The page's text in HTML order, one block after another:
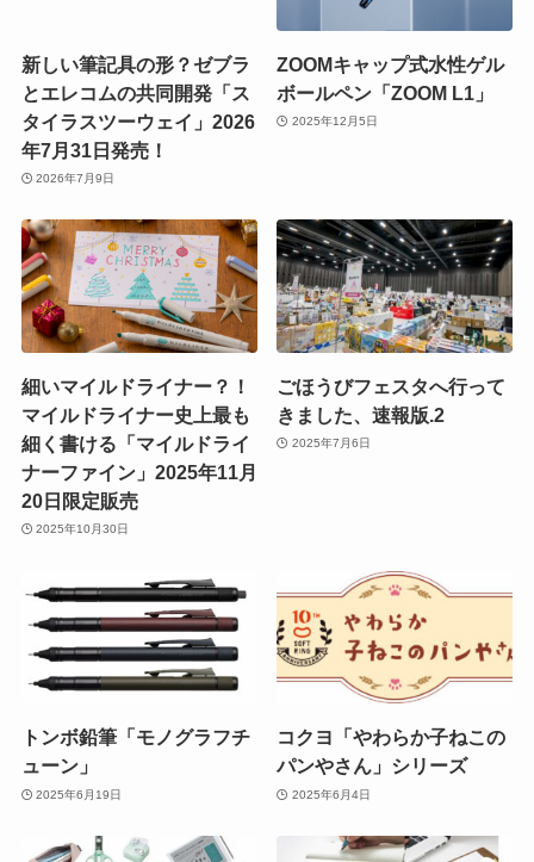
新しい筆記具の形？ゼブラ
とエレコムの共同開発「ス
タイラスツーウェイ」2026
年7月31日発売！
2026年7月9日
ZOOMキャップ式水性ゲル
ボールペン「ZOOM L1」
2025年12月5日
細いマイルドライナー？！
マイルドライナー史上最も
細く書ける「マイルドライ
ナーファイン」2025年11月
20日限定販売
2025年10月30日
ごほうびフェスタへ行って
きました、速報版.2
2025年7月6日
トンボ鉛筆「モノグラフチ
ューン」
2025年6月19日
コクヨ「やわらか子ねこの
パンやさん」シリーズ
2025年6月4日